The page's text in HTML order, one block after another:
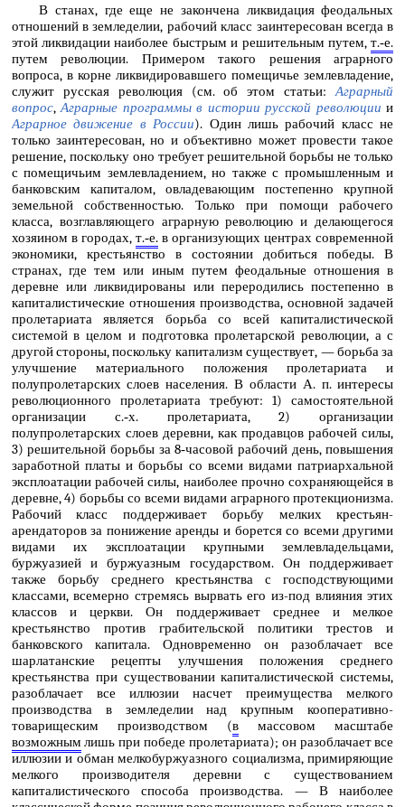
В станах, где еще не закончена ликвидация феодальных
отношений в земледелии, рабочий класс заинтересован всегда в
этой ликвидации наиболее быстрым и решительным путем,т.‑е.
путем революции. Примером такого решения аграрного
вопроса, в корне ликвидировавшего помещичье землевладение,
служит русская революция (см. об этом статьи:Аграрный
вопрос,Аграрные программы в истории русской революции и
Аграрное движение в России). Один лишь рабочий класс не
только заинтересован, но и объективно может провести такое
решение, поскольку оно требует решительной борьбы не только
с помещичьим землевладением, но также с промышленным и
банковским капиталом, овладевающим постепенно крупной
земельной собственностью. Только при помощи рабочего
класса, возглавляющего аграрную революцию и делающегося
хозяином в городах, т.‑е.в организующих центрах современной
экономики, крестьянство в состоянии добиться победы. В
странах, где тем или иным путем феодальные отношения в
деревне или ликвидированы или переродились постепенно в
капиталистические отношения производства, основной задачей
пролетариата является борьба со всей капиталистической
системой в целом и подготовка пролетарской революции, а с
другой стороны, поскольку капитализм существует, — борьба за
улучшение материального положения пролетариата и
полупролетарских слоев населения. В области А. п. интересы
революционного пролетариата требуют: 1) самостоятельной
организации с.‑х. пролетариата, 2) организации
полупролетарских слоев деревни, как продавцов рабочей силы,
3) решительной борьбы за 8‑часовой рабочий день, повышения
заработной платы и борьбы со всеми видами патриархальной
эксплоатации рабочей силы, наиболее прочно сохраняющейся в
деревне, 4) борьбы со всеми видами аграрного протекционизма.
Рабочий класс поддерживает борьбу мелких крестьян-
арендаторов за понижение аренды и борется со всеми другими
видами их эксплоатации крупными землевладельцами,
буржуазией и буржуазным государством. Он поддерживает
также борьбу среднего крестьянства с господствующими
классами, всемерно стремясь вырвать его из-под влияния этих
классов и церкви. Он поддерживает среднее и мелкое
крестьянство против грабительской политики трестов и
банковского капитала. Одновременно он разоблачает все
шарлатанские рецепты улучшения положения среднего
крестьянства при существовании капиталистической системы,
разоблачает все иллюзии насчет преимущества мелкого
производства в земледелии над крупным кооперативно-
товарищеским производством (в массовом масштабе
возможным лишь при победе пролетариата); он разоблачает все
иллюзии и обман мелкобуржуазного социализма, примиряющие
мелкого производителя деревни с существованием
капиталистического способа производства. — В наиболее